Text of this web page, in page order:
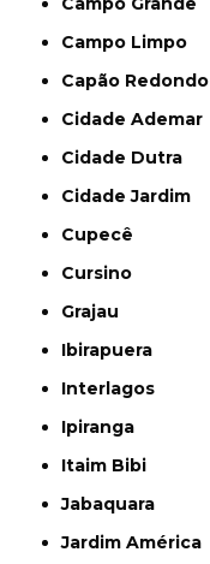
Campo Limpo
Capão Redondo
Cidade Ademar
Cidade Dutra
Cidade Jardim
Cupecê
Cursino
Grajau
Ibirapuera
Interlagos
Ipiranga
Itaim Bibi
Jabaquara
Jardim América